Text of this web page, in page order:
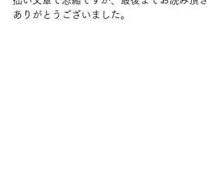
ありがとうございました。